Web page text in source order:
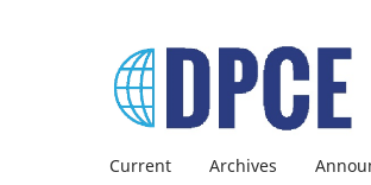
Current Archives